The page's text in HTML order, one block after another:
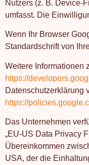
Nutzers (z. B. Device-
umfasst. Die
Wenn Ihr Browser
Standardschrift von
Weitere Informationen
https://
Datenschutzerklärung
https://
Das Unternehmen
„EU-US Data Privacy
Übereinkommen
USA, der die